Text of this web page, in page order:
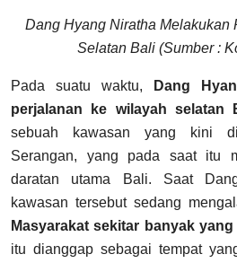
Dang Hyang Niratha Melakukan
Selatan Bali (Sumber :
Pada suatu waktu,
Dang
perjalanan ke wilayah selatan
sebuah kawasan yang kini
Serangan, yang pada saat itu
daratan utama Bali. Saat
kawasan tersebut sedang
Masyarakat sekitar banyak
itu dianggap sebagai tempat